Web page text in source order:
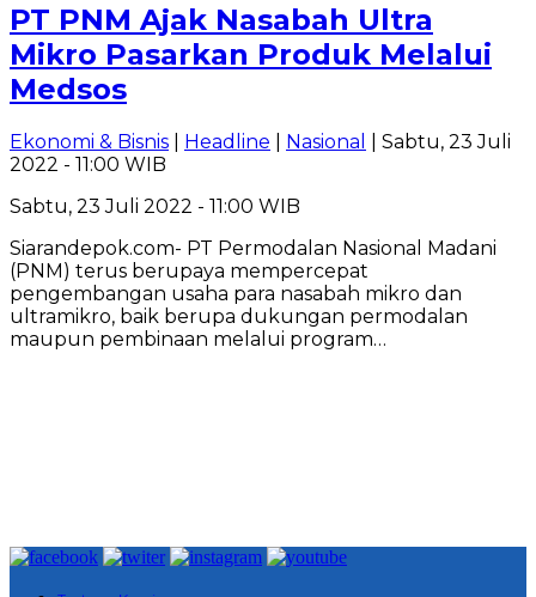
PT PNM Ajak Nasabah Ultra
Mikro Pasarkan Produk Melalui
Medsos
Ekonomi & Bisnis Headline Nasional
| Sabtu, 23 Juli
2022 - 11:00 WIB
Sabtu, 23 Juli 2022 - 11:00 WIB
Siarandepok.com- PT Permodalan Nasional Madani
(PNM) terus berupaya mempercepat
pengembangan usaha para nasabah mikro dan
ultramikro, baik berupa dukungan permodalan
maupun pembinaan melalui program…